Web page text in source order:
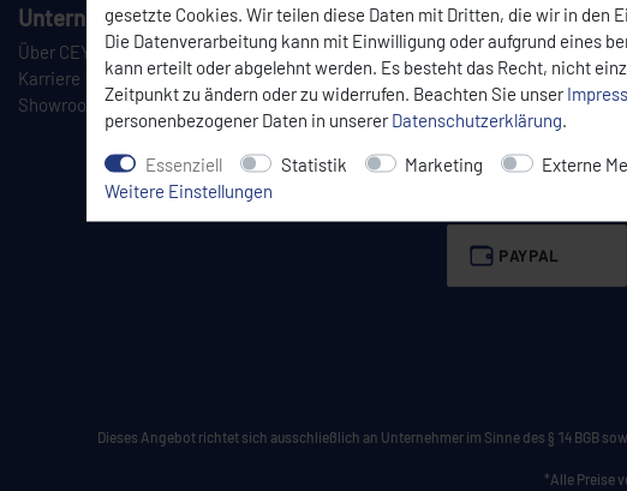
Unternehmen
Über CEYLAN
Karriere
Showroom
Informationen
Impressum
Datenschutzerklärung
AGB
Stornierung
WEEE-Rücknahmekonzept
PAYPAL
Dieses Angebot richtet sich ausschließlich an Unternehmer im Sinne des § 14 BGB
*Alle Preise
gesetzte Cookies. Wir teilen diese Daten mit Dritten, die wir in den
Die Datenverarbeitung kann mit Einwilligung oder aufgrund eines
kann erteilt oder abgelehnt werden. Es besteht das Recht, nicht
Zeitpunkt zu ändern oder zu widerrufen. Beachten Sie unser
personenbezogener Daten in unsererDaten­schutz­erklärung
Essenziell Statistik Marketing Externe
Weitere Einstellungen